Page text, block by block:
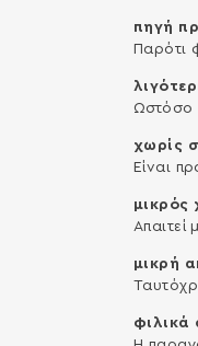
πηγή
Παρότι
Ωστόσο
χωρίς
Είναι
μικρός
μικρή
φιλικά